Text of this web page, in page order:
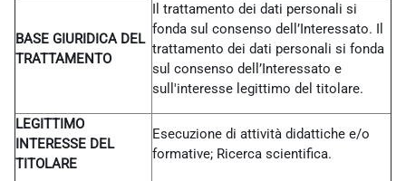
BASE GIURIDICA DEL
TRATTAMENTO
Il trattamento dei dati personali si
fonda sul consenso dell’Interessato. Il
trattamento dei dati personali si fonda
sul consenso dell’Interessato e
sull'interesse legittimo del titolare.
LEGITTIMO
INTERESSE DEL
TITOLARE
Esecuzione di attività didattiche e/o
formative; Ricerca scientifica.